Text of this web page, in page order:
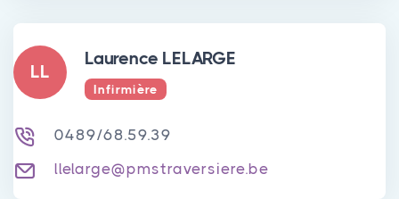
LL
Laurence LELARGE
Infirmière
0489/68.59.39
llelarge@pmstraversiere.be